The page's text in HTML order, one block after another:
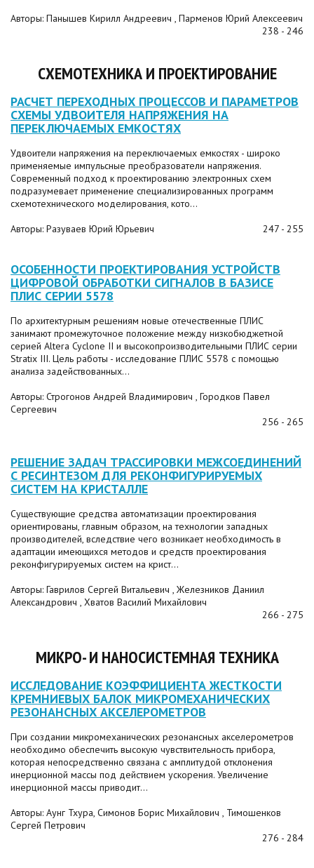
Авторы: Панышев Кирилл Андреевич , Парменов Юрий Алексеевич
238 - 246
СХЕМОТЕХНИКА И ПРОЕКТИРОВАНИЕ
РАСЧЕТ ПЕРЕХОДНЫХ ПРОЦЕССОВ И ПАРАМЕТРОВ
СХЕМЫ УДВОИТЕЛЯ НАПРЯЖЕНИЯ НА
ПЕРЕКЛЮЧАЕМЫХ ЕМКОСТЯХ
Удвоители напряжения на переключаемых емкостях - широко
применяемые импульсные преобразователи напряжения.
Современный подход к проектированию электронных схем
подразумевает применение специализированных программ
схемотехнического моделирования, кото...
Авторы: Разуваев Юрий Юрьевич
247 - 255
ОСОБЕННОСТИ ПРОЕКТИРОВАНИЯ УСТРОЙСТВ
ЦИФРОВОЙ ОБРАБОТКИ СИГНАЛОВ В БАЗИСЕ
ПЛИС СЕРИИ 5578
По архитектурным решениям новые отечественные ПЛИС
занимают промежуточное положение между низкобюджетной
серией Altera Cyclone II и высокопроизводительными ПЛИС серии
Stratix III. Цель работы - исследование ПЛИС 5578 с помощью
анализа задействованных...
Авторы: Строгонов Андрей Владимирович , Городков Павел
Сергеевич
256 - 265
РЕШЕНИЕ ЗАДАЧ ТРАССИРОВКИ МЕЖСОЕДИНЕНИЙ
С РЕСИНТЕЗОМ ДЛЯ РЕКОНФИГУРИРУЕМЫХ
СИСТЕМ НА КРИСТАЛЛЕ
Существующие средства автоматизации проектирования
ориентированы, главным образом, на технологии западных
производителей, вследствие чего возникает необходимость в
адаптации имеющихся методов и средств проектирования
реконфигурируемых систем на крист...
Авторы: Гаврилов Сергей Витальевич , Железников Даниил
Александрович , Хватов Василий Михайлович
266 - 275
МИКРО- И НАНОСИСТЕМНАЯ ТЕХНИКА
ИССЛЕДОВАНИЕ КОЭФФИЦИЕНТА ЖЕСТКОСТИ
КРЕМНИЕВЫХ БАЛОК МИКРОМЕХАНИЧЕСКИХ
РЕЗОНАНСНЫХ АКСЕЛЕРОМЕТРОВ
При создании микромеханических резонансных акселерометров
необходимо обеспечить высокую чувствительность прибора,
которая непосредственно связана с амплитудой отклонения
инерционной массы под действием ускорения. Увеличение
инерционной массы приводит...
Авторы: Аунг Тхура, Симонов Борис Михайлович , Тимошенков
Сергей Петрович
276 - 284